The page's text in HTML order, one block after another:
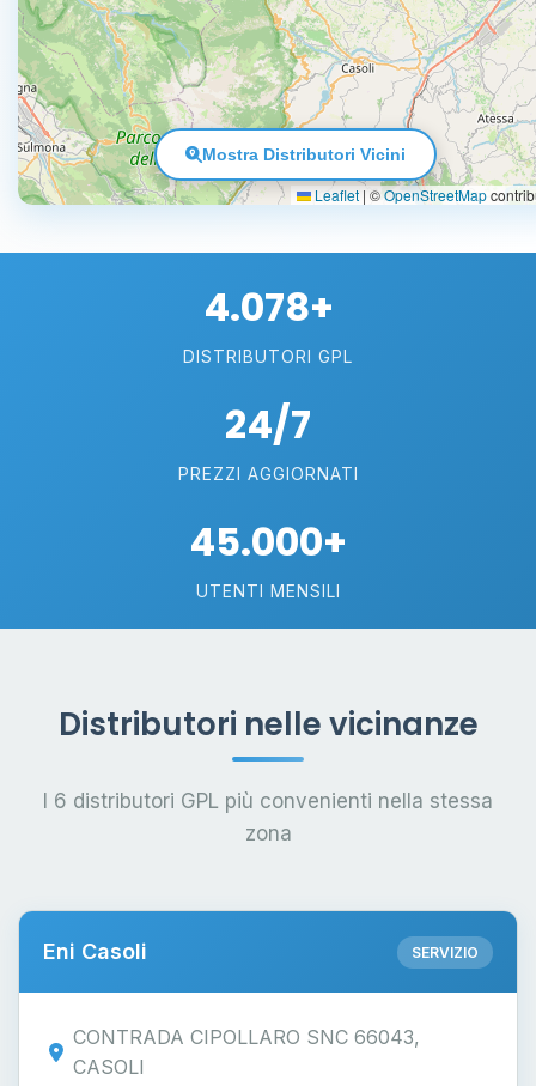
Leaflet |©OpenStreetMap
Mostra Distributori Vicini
4.078+
DISTRIBUTORI GPL
24/7
PREZZI AGGIORNATI
45.000+
UTENTI MENSILI
Distributori nelle vicinanze
I 6 distributori GPL più convenienti nella stessa
zona
Eni Casoli SERVIZIO
CONTRADA CIPOLLARO SNC 66043,
CASOLI